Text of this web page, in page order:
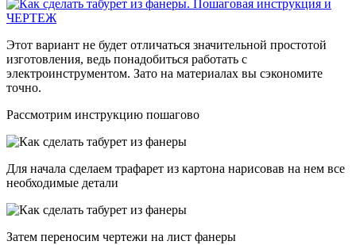
Этот вариант не будет отличаться значительной простотой
изготовления, ведь понадобиться работать с
электроинструментом. Зато на материалах вы сэкономите
точно.
Рассмотрим инструкцию пошагово
Для начала сделаем трафарет из картона нарисовав на нем все
необходимые детали
Затем переносим чертежи на лист фанеры